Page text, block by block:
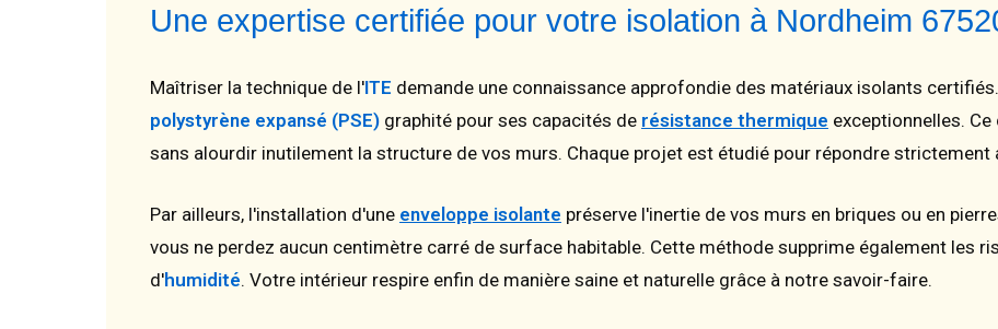
Une expertise certifiée pour votre isolation à Nordheim
Maîtriser la technique de l'ITE demande une connaissance approfondie des matériaux isolants
polystyrène expansé (PSE) graphité pour ses capacités de résistance thermique exceptionnelles.
sans alourdir inutilement la structure de vos murs. Chaque projet est étudié pour répondre strictement
Par ailleurs, l'installation d'une enveloppe isolante préserve l'inertie de vos murs en briques ou en
vous ne perdez aucun centimètre carré de surface habitable. Cette méthode supprime également les
d'humidité. Votre intérieur respire enfin de manière saine et naturelle grâce à notre savoir-faire.